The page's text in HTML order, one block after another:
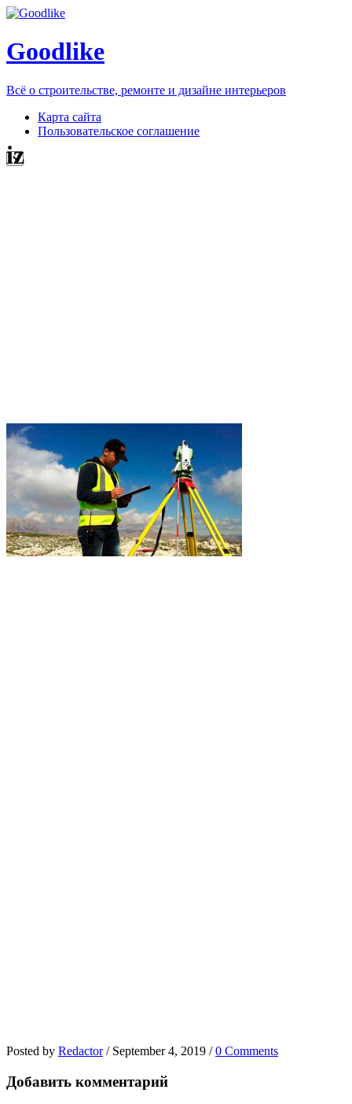
Goodlike
Всё о строительстве, ремонте и дизайне интерьеров
Карта сайта
Пользовательское соглашение
iz
Posted by Redactor / September 4, 2019 / 0 Comments
Добавить комментарий